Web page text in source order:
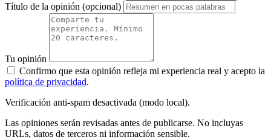
Título de la opinión (opcional)
Tu opinión
Confirmo que esta opinión refleja mi experiencia real y acepto la
política de privacidad.
Verificación anti-spam desactivada (modo local).
Las opiniones serán revisadas antes de publicarse. No incluyas
URLs, datos de terceros ni información sensible.